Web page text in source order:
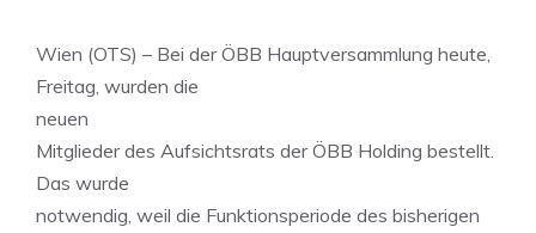
Wien (OTS) – Bei der ÖBB Hauptversammlung heute,
Freitag, wurden die
neuen
Mitglieder des Aufsichtsrats der ÖBB Holding bestellt.
Das wurde
notwendig, weil die Funktionsperiode des bisherigen